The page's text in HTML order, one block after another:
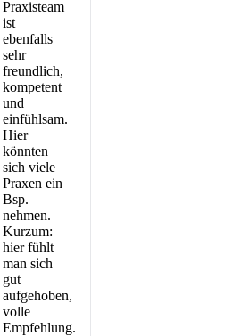
Praxisteam
ist
ebenfalls
sehr
freundlich,
kompetent
und
einfühlsam.
Hier
könnten
sich viele
Praxen ein
Bsp.
nehmen.
Kurzum:
hier fühlt
man sich
gut
aufgehoben,
volle
Empfehlung.